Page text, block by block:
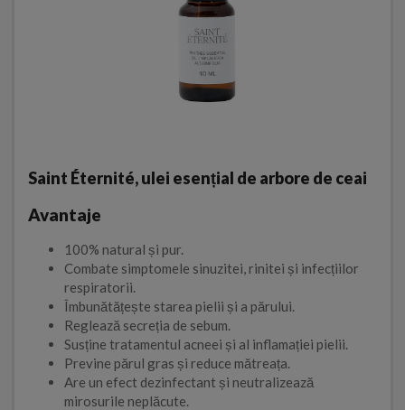
Saint Éternité, ulei esențial de arbore de ceai
Avantaje
100% natural și pur.
Combate simptomele sinuzitei, rinitei și infecțiilor
respiratorii.
Îmbunătățește starea pielii și a părului.
Reglează secreția de sebum.
Susține tratamentul acneei și al inflamației pielii.
Previne părul gras și reduce mătreața.
Are un efect dezinfectant și neutralizează
mirosurile neplăcute.